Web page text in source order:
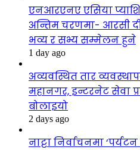
एनआरएनए एसिया
अन्तिम चरणमा- आरसी
भव्य र सभ्य सम्मेलन हुने
1 day ago
अव्यवस्थित तार
महानगर, इन्टरनेट सेवा
बोलाइयो
2 days ago
नाट्टा निर्वाचनमा